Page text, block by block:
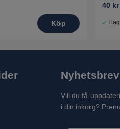
Köp
40 kr
I
Nyhetsbrev
Vill du få
i din inkorg?